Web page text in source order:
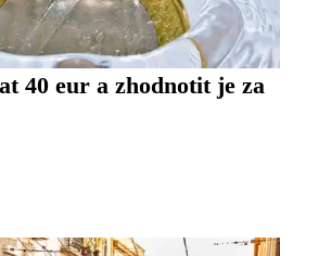
40 eur a zhodnotit je za